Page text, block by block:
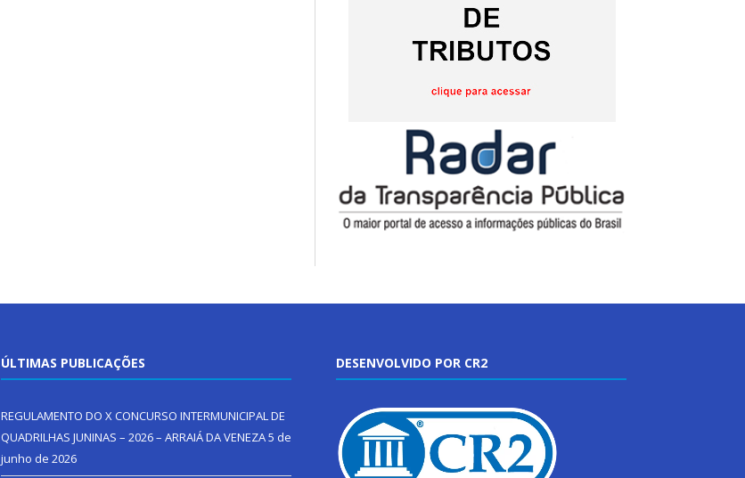
ÚLTIMAS PUBLICAÇÕES
REGULAMENTO DO X CONCURSO INTERMUNICIPAL DE
QUADRILHAS JUNINAS – 2026 – ARRAIÁ DA VENEZA5 de
junho de 2026
DESENVOLVIDO POR CR2